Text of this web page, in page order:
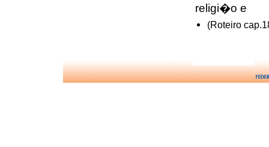
religi�o e
(Roteiro